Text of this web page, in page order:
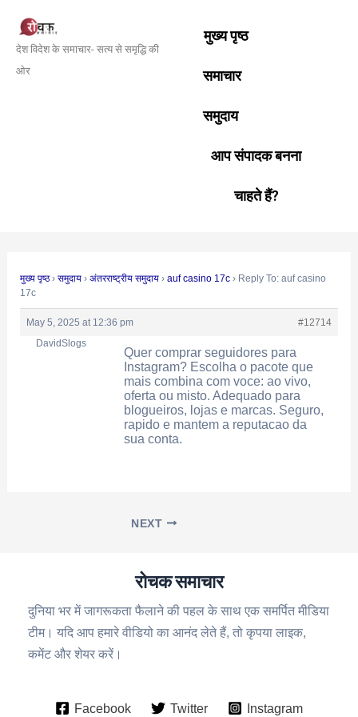
content
देश विदेश के समाचार- सत्य से समृद्धि की
ओर
मुख्य पृष्ठ
समाचार
समुदाय
आप संपादक बनना
चाहते हैं?
मुख्य पृष्ठ › समुदाय › अंतरराष्ट्रीय समुदाय › auf casino 17c › Reply To: auf casino
17c
May 5, 2025 at 12:36 pm
#12714
DavidSlogs
Quercomprar seguidores para
Instagram? Escolha o pacote que
mais combina com voce: ao vivo,
oferta ou misto. Adequado para
blogueiros, lojas e marcas. Seguro,
rapido e mantem a reputacao da
sua conta.
navigation
NEXT
रोचक समाचार
दुनिया भर में जागरूकता फैलाने की पहल के साथ एक समर्पित मीडिया
टीम। यदि आप हमारे वीडियो का आनंद लेते हैं, तो कृपया लाइक,
कमेंट और शेयर करें।
Facebook Twitter Instagram